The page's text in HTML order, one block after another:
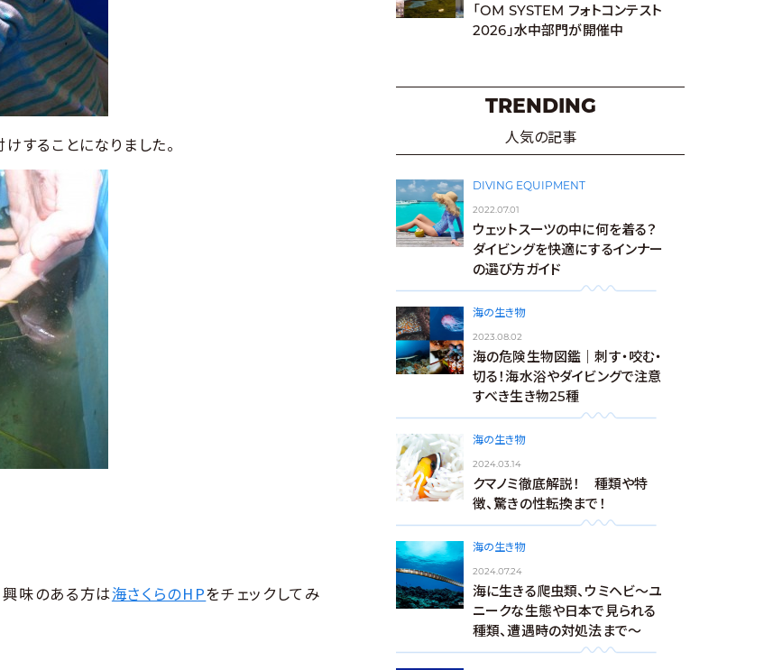
することになりました。
興味のある方は海さくらのHPをチェックしてみ
「OM SYSTEM フォトコンテスト
2026」水中部門が開催中
TRENDING
人気の記事
DIVING EQUIPMENT
2022.07.01
ウェットスーツの中に何を着る？
ダイビングを快適にするインナー
の選び方ガイド
海の生き物
2023.08.02
海の危険生物図鑑｜刺す・咬む・
切る！海水浴やダイビングで注意
すべき生き物25種
海の生き物
2024.03.14
クマノミ徹底解説！ 種類や特
徴、驚きの性転換まで！
海の生き物
2024.07.24
海に生きる爬虫類、ウミヘビ～ユ
ニークな生態や日本で見られる
種類、遭遇時の対処法まで～